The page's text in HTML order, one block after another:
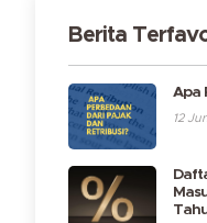
Berita
Apa
12